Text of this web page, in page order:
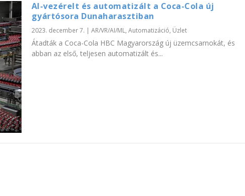
AI-vezérelt és automatizált a Coca-Cola új
gyártósora Dunaharasztiban
2023. december 7. | AR/VR/AI/ML, Automatizáció, Üzlet
Átadták a Coca-Cola HBC Magyarország új üzemcsarnokát, és
abban az első, teljesen automatizált és...